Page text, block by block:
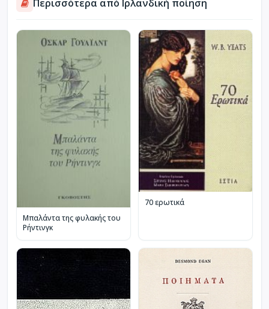
Περισσότερα από Ιρλανδική ποίηση
Μπαλάντα της φυλακής του
Ρήντινγκ
70 ερωτικά